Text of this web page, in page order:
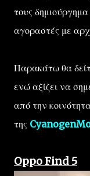
τους
αγοραστές με
Παρακάτω θα
ενώ αξίζει να
από την
της
Oppo Find 5